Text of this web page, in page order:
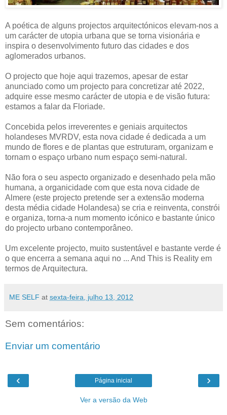
A poética de alguns projectos arquitectónicos elevam-nos a
um carácter de utopia urbana que se torna visionária e
inspira o desenvolvimento futuro das cidades e dos
aglomerados urbanos.
O projecto que hoje aqui trazemos, apesar de estar
anunciado como um projecto para concretizar até 2022,
adquire esse mesmo carácter de utopia e de visão futura:
estamos a falar da Floriade.
Concebida pelos irreverentes e geniais arquitectos
holandeses MVRDV, esta nova cidade é dedicada a um
mundo de flores e de plantas que estruturam, organizam e
tornam o espaço urbano num espaço semi-natural.
Não fora o seu aspecto organizado e desenhado pela mão
humana, a organicidade com que esta nova cidade de
Almere (este projecto pretende ser a extensão moderna
desta média cidade Holandesa) se cria e reinventa, constrói
e organiza, torna-a num momento icónico e bastante único
do projecto urbano contemporâneo.
Um excelente projecto, muito sustentável e bastante verde é
o que encerra a semana aqui no ... And This is Reality em
termos de Arquitectura.
ME SELF at sexta-feira, julho 13, 2012
Sem comentários:
Enviar um comentário
‹ ›
Página inicial
Ver a versão da Web